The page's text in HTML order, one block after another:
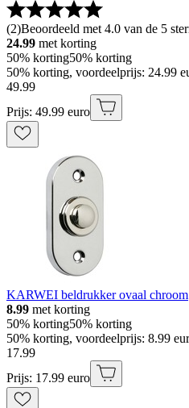
(2)Beoordeeld met 4.0 van de 5
24.99 met korting
50% korting50% korting
50% korting, voordeelprijs: 24.99
49.99
Prijs: 49.99 euro
KARWEI beldrukker ovaal chroom
8.99 met korting
50% korting50% korting
50% korting, voordeelprijs: 8.99
17.99
Prijs: 17.99 euro